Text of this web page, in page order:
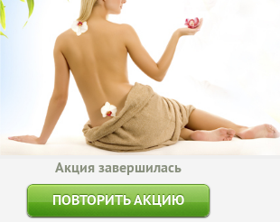
Акция завершилась
ПОВТОРИТЬ АКЦИЮ